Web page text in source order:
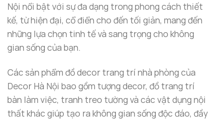
Nội nổi bật với sự đa dạng trong phong cách thiết
kế, từ hiện đại, cổ điển cho đến tối giản, mang đến
những lựa chọn tinh tế và sang trọng cho không
gian sống của bạn.
Các sản phẩm đồ decor trang trí nhà phòng của
Decor Hà Nội bao gồm tượng decor, đồ trang trí
bàn làm việc, tranh treo tường và các vật dụng nội
thất khác giúp tạo ra không gian sống độc đáo, đầy